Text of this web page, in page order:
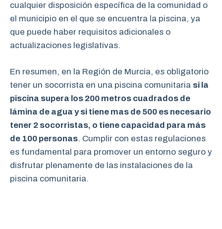
cualquier disposición específica de la comunidad o
el municipio en el que se encuentra la piscina, ya
que puede haber requisitos adicionales o
actualizaciones legislativas.
En resumen, en la Región de Murcia, es obligatorio
tener un socorrista en una piscina comunitaria si la
piscina supera los 200 metros cuadrados de
lámina de agua y si tiene mas de 500 es necesario
tener 2 socorristas, o tiene capacidad para más
de 100 personas. Cumplir con estas regulaciones
es fundamental para promover un entorno seguro y
disfrutar plenamente de las instalaciones de la
piscina comunitaria.